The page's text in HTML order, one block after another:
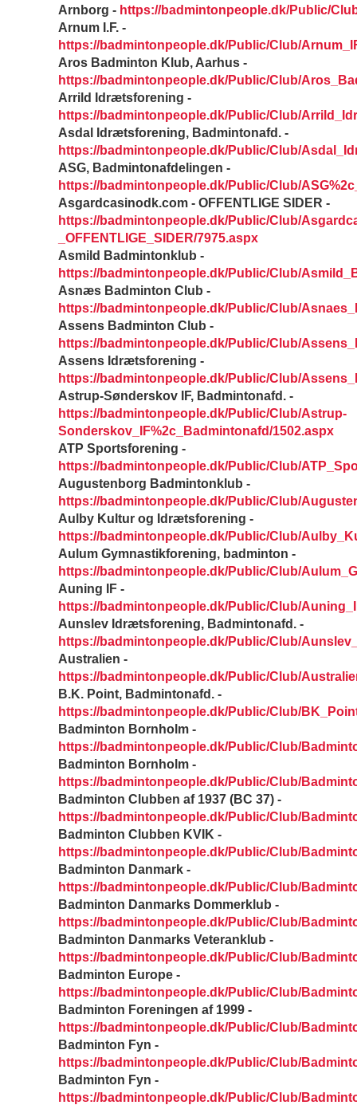
Arnborg - https://badmintonpeople.dk/Public/
Arnum I.F. -
https://badmintonpeople.dk/Public/Club/
Aros Badminton Klub, Aarhus -
https://badmintonpeople.dk/Public/Club/
Arrild Idrætsforening -
https://badmintonpeople.dk/Public/Club/
Asdal Idrætsforening, Badmintonafd. -
https://badmintonpeople.dk/Public/Club/
ASG, Badmintonafdelingen -
https://badmintonpeople.dk/Public/Club/
Asgardcasinodk.com - OFFENTLIGE SIDER -
https://badmintonpeople.dk/Public/Club/
_OFFENTLIGE_SIDER/7975.aspx
Asmild Badmintonklub -
https://badmintonpeople.dk/Public/Club/
Asnæs Badminton Club -
https://badmintonpeople.dk/Public/Club/
Assens Badminton Club -
https://badmintonpeople.dk/Public/Club/
Assens Idrætsforening -
https://badmintonpeople.dk/Public/Club/
Astrup-Sønderskov IF, Badmintonafd. -
https://badmintonpeople.dk/Public/Club/Astrup-
Sonderskov_IF%2c_Badmintonafd/1502.aspx
ATP Sportsforening -
https://badmintonpeople.dk/Public/Club/
Augustenborg Badmintonklub -
https://badmintonpeople.dk/Public/Club/
Aulby Kultur og Idrætsforening -
https://badmintonpeople.dk/Public/Club/
Aulum Gymnastikforening, badminton -
https://badmintonpeople.dk/Public/Club/
Auning IF -
https://badmintonpeople.dk/Public/Club/
Aunslev Idrætsforening, Badmintonafd. -
https://badmintonpeople.dk/Public/Club/
Australien -
https://badmintonpeople.dk/Public/Club/
B.K. Point, Badmintonafd. -
https://badmintonpeople.dk/Public/Club/
Badminton Bornholm -
https://badmintonpeople.dk/Public/Club/
Badminton Bornholm -
https://badmintonpeople.dk/Public/Club/
Badminton Clubben af 1937 (BC 37) -
https://badmintonpeople.dk/Public/Club/
Badminton Clubben KVIK -
https://badmintonpeople.dk/Public/Club/
Badminton Danmark -
https://badmintonpeople.dk/Public/Club/
Badminton Danmarks Dommerklub -
https://badmintonpeople.dk/Public/Club/
Badminton Danmarks Veteranklub -
https://badmintonpeople.dk/Public/Club/
Badminton Europe -
https://badmintonpeople.dk/Public/Club/
Badminton Foreningen af 1999 -
https://badmintonpeople.dk/Public/Club/
Badminton Fyn -
https://badmintonpeople.dk/Public/Club/
Badminton Fyn -
https://badmintonpeople.dk/Public/Club/